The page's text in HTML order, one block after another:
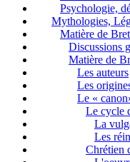
Psychologie,
Mythologies,
Matière de
Discussions
Matière de
Les auteurs
Les
Le «
Le cycle
La
Les
Chrétien